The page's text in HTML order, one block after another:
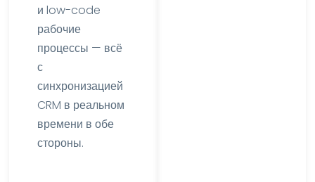
и low-code
рабочие
процессы — всё
с
синхронизацией
CRM в реальном
времени в обе
стороны.